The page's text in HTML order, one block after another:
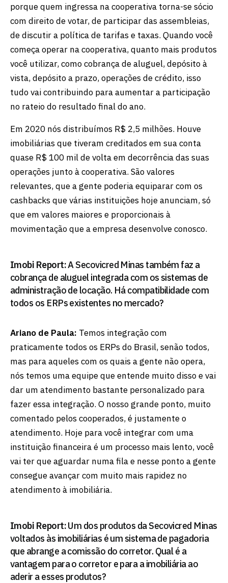
porque quem ingressa na cooperativa torna-se sócio
com direito de votar, de participar das assembleias,
de discutir a política de tarifas e taxas. Quando você
começa operar na cooperativa, quanto mais produtos
você utilizar, como cobrança de aluguel, depósito à
vista, depósito a prazo, operações de crédito, isso
tudo vai contribuindo para aumentar a participação
no rateio do resultado final do ano.
Em 2020 nós distribuímos R$ 2,5 milhões. Houve
imobiliárias que tiveram creditados em sua conta
quase R$ 100 mil de volta em decorrência das suas
operações junto à cooperativa. São valores
relevantes, que a gente poderia equiparar com os
cashbacks que várias instituições hoje anunciam, só
que em valores maiores e proporcionais à
movimentação que a empresa desenvolve conosco.
Imobi Report:A Secovicred Minas também faz a
cobrança de aluguel integrada com os sistemas de
administração de locação. Há compatibilidade com
todos os ERPs existentes no mercado?
Ariano de Paula: Temos integração com
praticamente todos os ERPs do Brasil, senão todos,
mas para aqueles com os quais a gente não opera,
nós temos uma equipe que entende muito disso e vai
dar um atendimento bastante personalizado para
fazer essa integração. O nosso grande ponto, muito
comentado pelos cooperados, é justamente o
atendimento. Hoje para você integrar com uma
instituição financeira é um processo mais lento, você
vai ter que aguardar numa fila e nesse ponto a gente
consegue avançar com muito mais rapidez no
atendimento à imobiliária.
Imobi Report:Um dos produtos da Secovicred Minas
voltados às imobiliárias é um sistema de pagadoria
que abrange a comissão do corretor. Qual é a
vantagem para o corretor e para a imobiliária ao
aderir a esses produtos?